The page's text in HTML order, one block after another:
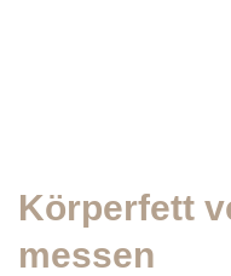
Körperfett
messen